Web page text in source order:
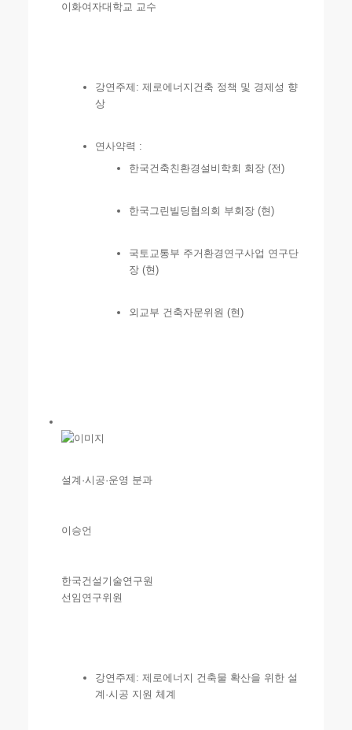
이화여자대학교 교수
강연주제: 제로에너지건축 정책 및 경제성 향
상
연사약력 :
한국건축친환경설비학회 회장 (전)
한국그린빌딩협의회 부회장 (현)
국토교통부 주거환경연구사업 연구단
장 (현)
외교부 건축자문위원 (현)
설계·시공·운영 분과
이승언
한국건설기술연구원
선임연구위원
강연주제: 제로에너지 건축물 확산을 위한 설
계·시공 지원 체계